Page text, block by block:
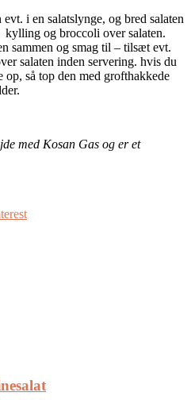
i en salatslynge, og bred salaten
og broccoli over salaten.
sammen og smag til – tilsæt evt.
salaten inden servering. hvis du
op, så top den med grofthakkede
med Kosan Gas og er et